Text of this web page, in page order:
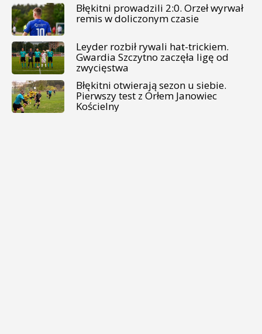
Błękitni prowadzili 2:0. Orzeł wyrwał
remis w doliczonym czasie
Leyder rozbił rywali hat-trickiem.
Gwardia Szczytno zaczęła ligę od
zwycięstwa
Błękitni otwierają sezon u siebie.
Pierwszy test z Orłem Janowiec
Kościelny